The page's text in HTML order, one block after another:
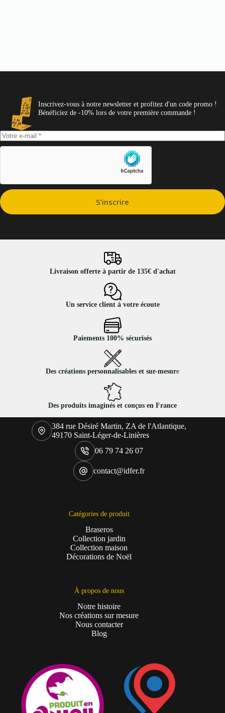
Inscrivez-vous à notre newsletter et profitez d'un code promo !
Bénéficiez de -10% lors de votre première commande !
S’inscrire
Livraison offerte à partir de 135€ d'achat
Un service client à votre écoute
Paiements 100% sécurisés
Des créations personnalisables et sur-mesure
Des produits imaginés et conçus en France
384 rue Désiré Martin, ZA de l'Atlantique,
49170 Saint-Léger-de-Linières
06 79 74 26 07
contact@idfer.fr
Catégories de produit
Braseros
Collection jardin
Collection maison
Décorations de Noël
À propos de nous
Notre histoire
Nos créations sur mesure
Nous contacter
Blog